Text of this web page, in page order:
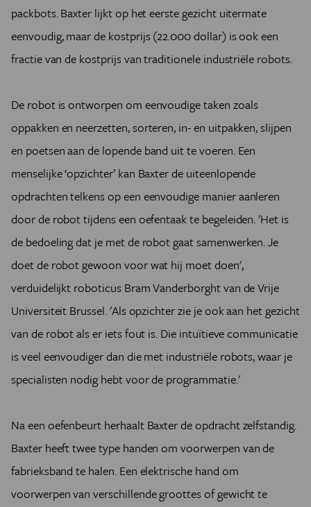
packbots. Baxter lijkt op het eerste gezicht uitermate
eenvoudig, maar de kostprijs (22.000 dollar) is ook een
fractie van de kostprijs van traditionele industriële robots.
De robot is ontworpen om eenvoudige taken zoals
oppakken en neerzetten, sorteren, in- en uitpakken, slijpen
en poetsen aan de lopende band uit te voeren. Een
menselijke ‘opzichter’ kan Baxter de uiteenlopende
opdrachten telkens op een eenvoudige manier aanleren
door de robot tijdens een oefentaak te begeleiden. 'Het is
de bedoeling dat je met de robot gaat samenwerken. Je
doet de robot gewoon voor wat hij moet doen',
verduidelijkt roboticus Bram Vanderborght van de Vrije
Universiteit Brussel. 'Als opzichter zie je ook aan het gezicht
van de robot als er iets fout is. Die intuïtieve communicatie
is veel eenvoudiger dan die met industriële robots, waar je
specialisten nodig hebt voor de programmatie.'
Na een oefenbeurt herhaalt Baxter de opdracht zelfstandig.
Baxter heeft twee type handen om voorwerpen van de
fabrieksband te halen. Een elektrische hand om
voorwerpen van verschillende groottes of gewicht te